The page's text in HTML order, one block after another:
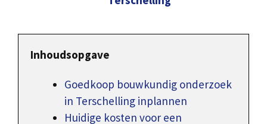
Inhoudsopgave
Goedkoop bouwkundig onderzoek
in Terschelling inplannen
Huidige kosten voor een